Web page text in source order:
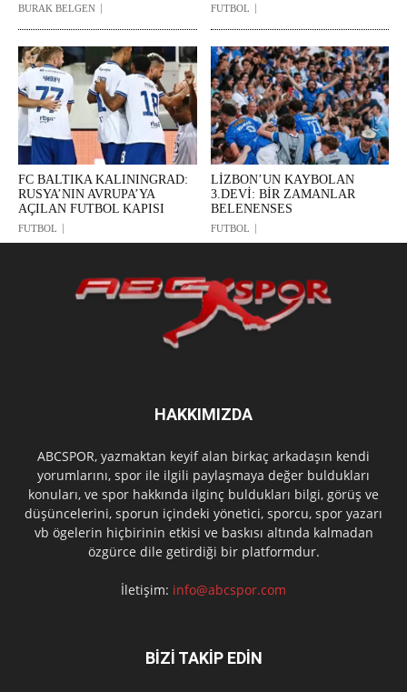
BURAK BELGEN FUTBOL
FC BALTIKA KALININGRAD:
RUSYA’NIN AVRUPA’YA
AÇILAN FUTBOL KAPISI
FUTBOL
LİZBON’UN KAYBOLAN
3.DEVİ: BİR ZAMANLAR
BELENENSES
FUTBOL
HAKKIMIZDA
ABCSPOR, yazmaktan keyif alan birkaç arkadaşın kendi
yorumlarını, spor ile ilgili paylaşmaya değer buldukları
konuları, ve spor hakkında ilginç buldukları bilgi, görüş ve
düşüncelerini, sporun içindeki yönetici, sporcu, spor yazarı
vb ögelerin hiçbirinin etkisi ve baskısı altında kalmadan
özgürce dile getirdiği bir platformdur.
İletişim: info@abcspor.com
BİZİ TAKİP EDİN